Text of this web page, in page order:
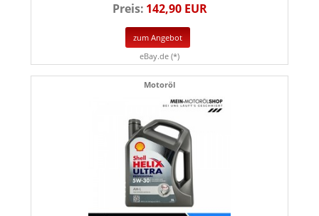
Preis: 142,90 EUR
zum Angebot
eBay.de (*)
Motoröl